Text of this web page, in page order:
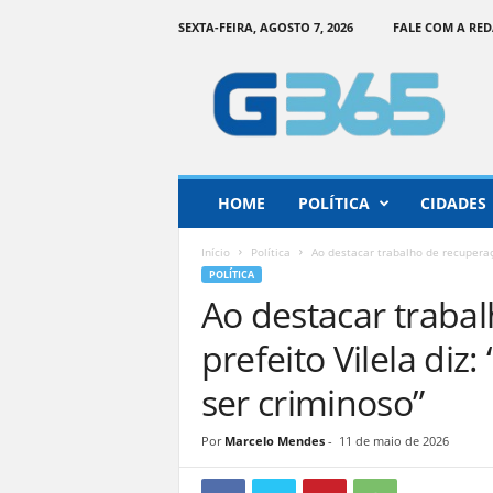
SEXTA-FEIRA, AGOSTO 7, 2026 FALE COM A
o
HOME POLÍTICA CIDADES
Início Política Ao destacar trabalho de
POLÍTICA
Ao destacar
prefeito Vilela diz:
ser criminoso”
Por Marcelo Mendes- 11 de maio de 2026